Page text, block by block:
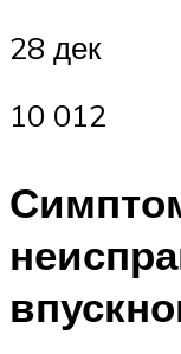
28 дек
10 012